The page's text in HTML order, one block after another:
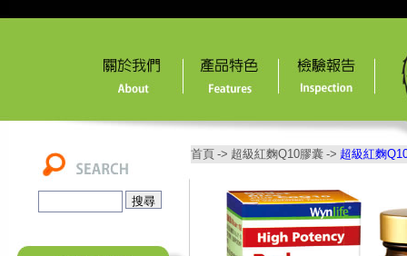
首頁 -> 超級紅麴Q10膠囊 -> 超級紅麴